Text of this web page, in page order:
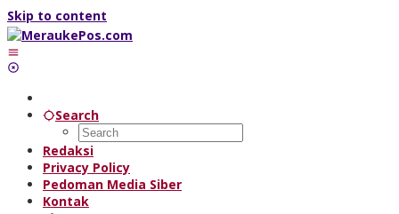
Skip to content
Search
Redaksi
Privacy Policy
Pedoman Media Siber
Kontak